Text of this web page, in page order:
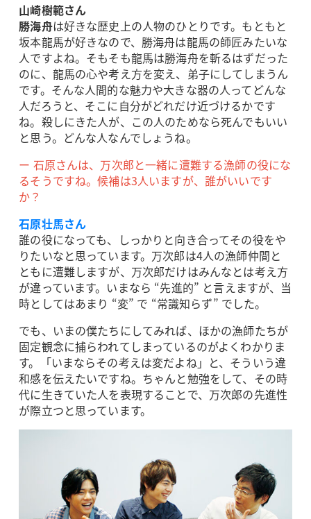
山崎樹範さん
勝海舟は好きな歴史上の人物のひとりです。もともと
坂本龍馬が好きなので、勝海舟は龍馬の師匠みたいな
人ですよね。そもそも龍馬は勝海舟を斬るはずだった
のに、龍馬の心や考え方を変え、弟子にしてしまうん
です。そんな人間的な魅力や大きな器の人ってどんな
人だろうと、そこに自分がどれだけ近づけるかです
ね。殺しにきた人が、この人のためなら死んでもいい
と思う。どんな人なんでしょうね。
ー 石原さんは、万次郎と一緒に遭難する漁師の役にな
るそうですね。候補は3人いますが、誰がいいです
か？
石原壮馬さん
誰の役になっても、しっかりと向き合ってその役をや
りたいなと思っています。万次郎は4人の漁師仲間と
ともに遭難しますが、万次郎だけはみんなとは考え方
が違っています。いまなら “先進的” と言えますが、当
時としてはあまり “変” で “常識知らず” でした。
でも、いまの僕たちにしてみれば、ほかの漁師たちが
固定観念に捕らわれてしまっているのがよくわかりま
す。「いまならその考えは変だよね」と、そういう違
和感を伝えたいですね。ちゃんと勉強をして、その時
代に生きていた人を表現することで、万次郎の先進性
が際立つと思っています。